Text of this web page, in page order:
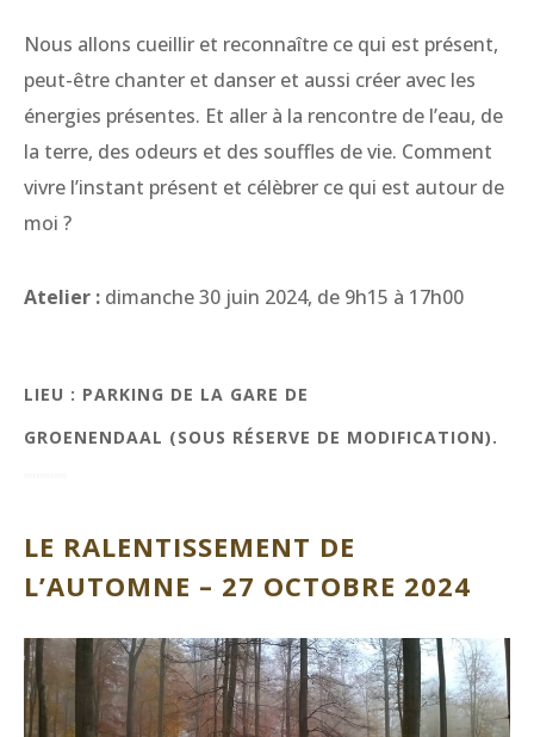
Nous allons cueillir et reconnaître ce qui est présent,
peut-être chanter et danser et aussi créer avec les
énergies présentes. Et aller à la rencontre de l’eau, de
la terre, des odeurs et des souffles de vie. Comment
vivre l’instant présent et célèbrer ce qui est autour de
moi ?
Atelier : dimanche 30 juin 2024, de 9h15 à 17h00
LIEU : PARKING DE LA GARE DE
GROENENDAAL (SOUS RÉSERVE DE MODIFICATION).
LE RALENTISSEMENT DE
L’AUTOMNE – 27 OCTOBRE 2024